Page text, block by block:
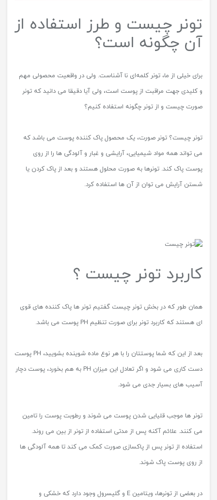
تونر چیست و طرز استفاده از
آن چگونه است؟
برای خیلی از ما، تونر کلمه‌ای نا آشناست. ولی در واقعیت محصولی مهم
و کلیدی جهت مراقبت از پوست است، ولی آیا دقیقا می دانید که تونر
صورت چیست و از تونر چگونه استفاده کنیم؟
تونر چیست؟ تونر صورت، یک محصول پاک کننده پوست می باشد که
می تواند همه مواد شیمیایی، آرایشی و غبار و آلودگی ‌ها را از روی
پوست پاک کند. تونر‌ها به صورت محلول هستند و بعد از پاک کردن یا
شستن آرایش می توان از آن ها استفاده کرد.
کاربرد تونر چیست ؟
همان طور که در بخش تونر چیست گفتیم تونر ها پاک کننده های قوی
ای هستند که کاربرد تونر برای صورت تنظیم PH پوست می باشد.
بعد از این که شما پوستتان را با هر نوع ماده شوینده بشویید، PH پوست
دست کاری می شود و اگر تعادل این میزان PH به هم بخورد، پوست دچار
آسیب‌ های بسیار جدی می شود.
تونر ها موجب قلیایی شدن پوست می شوند و رطوبت پوست را تامین
می کنند. علائم آکنه پس از مدتی استفاده از تونر از بین می روند.
استفاده از تونر پس از پاکسازی صورت کمک می کند تا همه آلودگی ها
از روی پوست پاک شوند.
در بعضی از تونرها، ویتامین E و گلیسرول وجود دارد که خشکی و